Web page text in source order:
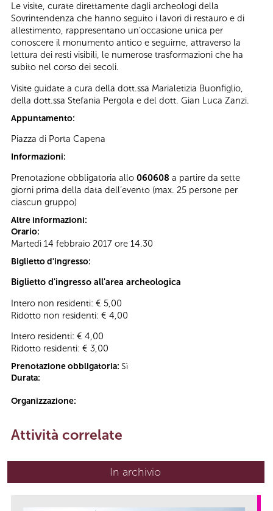
Le visite, curate direttamente dagli archeologi della
Sovrintendenza che hanno seguito i lavori di restauro e di
allestimento, rappresentano un’occasione unica per
conoscere il monumento antico e seguirne, attraverso la
lettura dei resti visibili, le numerose trasformazioni che ha
subito nel corso dei secoli.
Visite guidate a cura della dott.ssa Marialetizia Buonfiglio,
della dott.ssa Stefania Pergola e del dott. Gian Luca Zanzi.
Appuntamento:
Piazza di Porta Capena
Informazioni:
Prenotazione obbligatoria allo 060608 a partire da sette
giorni prima della data dell’evento (max. 25 persone per
ciascun gruppo)
Altre informazioni:
Orario:
Martedì 14 febbraio 2017 ore 14.30
Biglietto d'ingresso:
Biglietto d'ingresso all'area archeologica
Intero non residenti: € 5,00
Ridotto non residenti: € 4,00
Intero residenti: € 4,00
Ridotto residenti: € 3,00
Prenotazione obbligatoria: Sì
Durata:
Organizzazione:
Attività correlate
In archivio